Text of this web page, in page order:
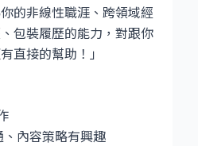
的非線性職涯、跨領域經
包裝履歷的能力，對跟你
直接的幫助！」
內容策略有興趣